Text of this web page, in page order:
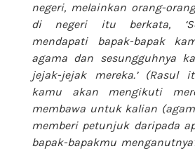
negeri, melainkan orang-
di negeri itu berkata,
mendapati bapak-bapak
agama dan sesungguhnya
jejak-jejak mereka.’ (Rasul
kamu akan mengikuti
membawa untuk kalian
memberi petunjuk daripada
bapak-bapakmu